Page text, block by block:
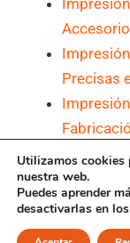
Precisas
Utilizamos cookies
nuestra web.
Puedes aprender
desactivarlas en los